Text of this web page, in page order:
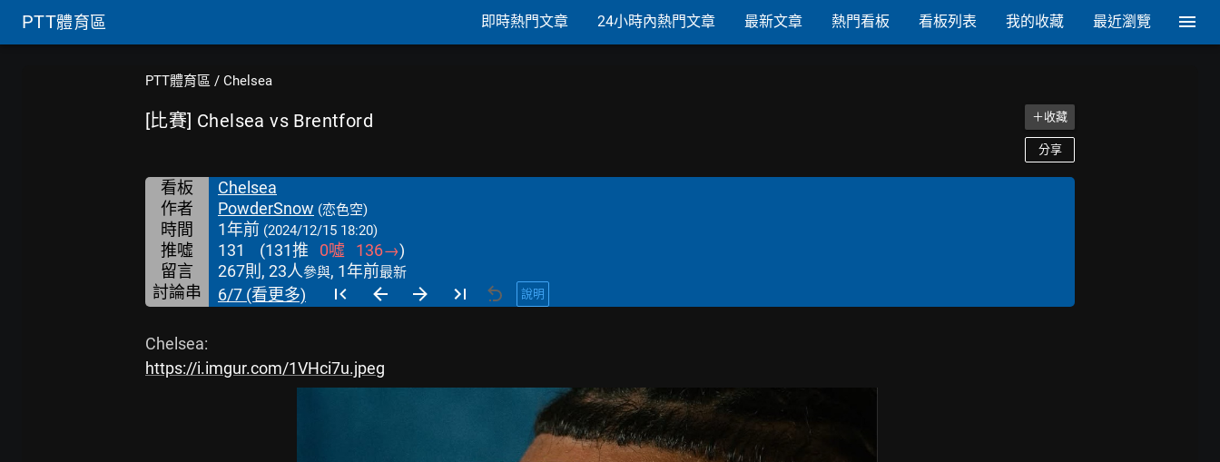
PTT體育區 即時熱門文章 24小時內熱門文章 最新文章 熱門看板 看板列表 我的收藏 最近瀏覽
PTT體育區 / Chelsea
[比賽] Chelsea vs Brentford ＋收藏
分享
看板
Chelsea
作者
PowderSnow (恋色空)
時間 1年前 (2024/12/15 18:20)
推噓 131 (131推 0噓 136→)
留言
267則, 23人參與, 1年前最新
討論串 6/7 (看更多) 說明
https://i.imgur.com/1VHci7u.jpeg